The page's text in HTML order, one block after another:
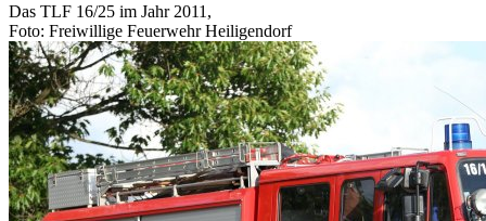
Das TLF 16/25 im Jahr 2011,
Foto: Freiwillige Feuerwehr Heiligendorf